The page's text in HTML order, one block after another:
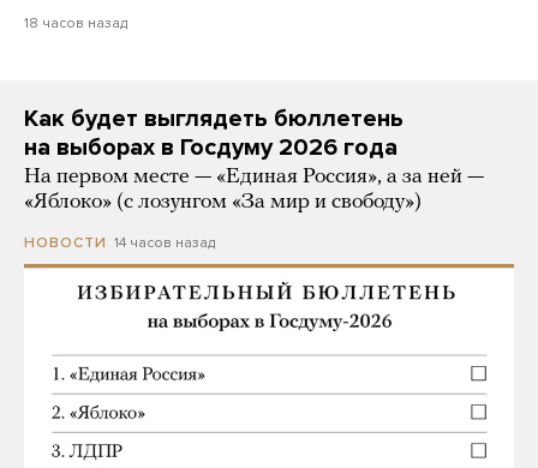
18 часов назад
Как будет выглядеть бюллетень
на выборах в Госдуму 2026 года
На первом месте — «Единая Россия», а за ней —
«Яблоко» (с лозунгом «За мир и свободу»)
НОВОСТИ 14 часов назад